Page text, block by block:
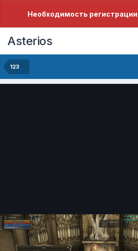
Необходимость
Asterios
123